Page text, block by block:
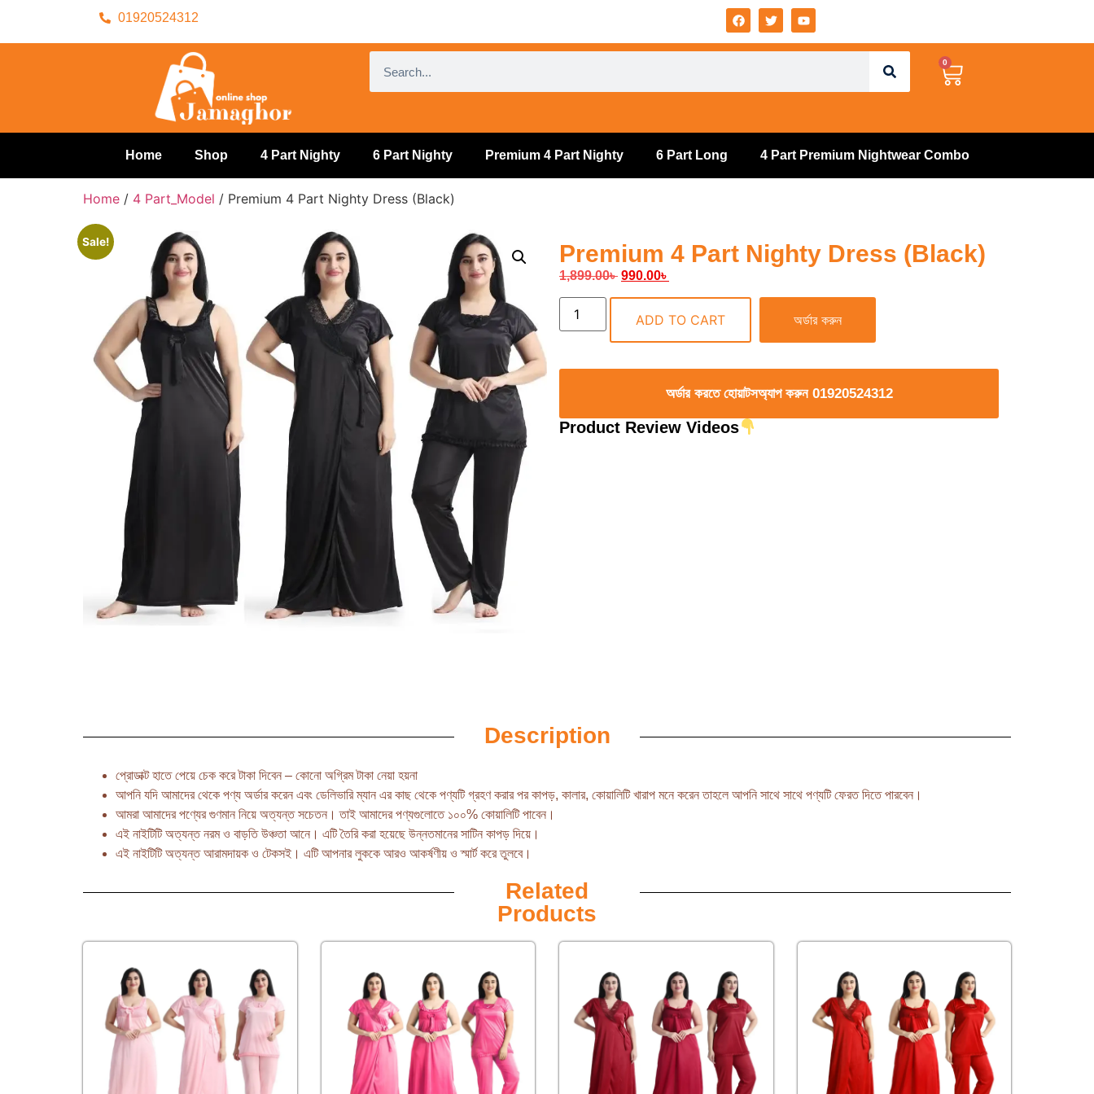
01920524312
0
Home Shop 4 Part Nighty 6 Part Nighty Premium 4 Part Nighty 6 Part Long 4 Part Premium Nightwear Combo
Home / 4 Part_Model / Premium 4 Part Nighty Dress (Black)
Sale! Premium 4 Part Nighty Dress (Black)
1,899.00৳ 990.00৳
ADD TO CART অর্ডার করুন
অর্ডার করতে হোয়াটসঅ্যাপ করুন 01920524312
Product Review Videos
Description
প্রোডাক্ট হাতে পেয়ে চেক করে টাকা দিবেন – কোনো অগ্রিম টাকা নেয়া হয়না
আপনি যদি আমাদের থেকে পণ্য অর্ডার করেন এবং ডেলিভারি ম্যান এর কাছ থেকে পণ্যটি গ্রহণ করার পর কাপড়, কালার, কোয়ালিটি খারাপ মনে করেন তাহলে আপনি সাথে সাথে পণ্যটি ফেরত দিতে পারবেন।
আমরা আমাদের পণ্যের গুণমান নিয়ে অত্যন্ত সচেতন। তাই আমাদের পণ্যগুলোতে ১০০% কোয়ালিটি পাবেন।
এই নাইটিটি অত্যন্ত নরম ও বাড়তি উঞ্চতা আনে। এটি তৈরি করা হয়েছে উন্নতমানের সাটিন কাপড় দিয়ে।
এই নাইটিটি অত্যন্ত আরামদায়ক ও টেকসই। এটি আপনার লুককে আরও আকর্ষণীয় ও স্মার্ট করে তুলবে।
Related
Products